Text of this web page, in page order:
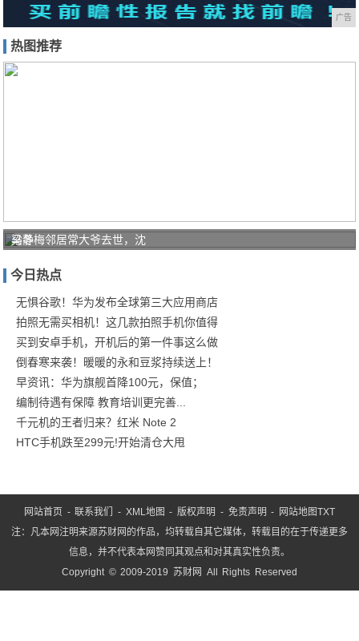
广告
热图推荐
梁静
婚，
范玮
琪发
文称
马冬梅邻居常大爷去世，沈
今日热点
无惧谷歌！华为发布全球第三大应用商店
拍照无需买相机！这几款拍照手机你值得
买到安卓手机，开机后的第一件事这么做
倒春寒来袭！暖暖的永和豆浆持续送上！
早资讯：华为旗舰首降100元，保值；
编制待遇有保障 教育培训更完善...
千元机的王者归来？红米 Note 2
HTC手机跌至299元!开始清仓大甩
网站首页 -联系我们 - XML地图 -版权声明 - 免责声明 - 网站地图TXT
注：凡本网注明来源苏财网的作品，均转载自其它媒体，转载目的在于传递更多
信息，并不代表本网赞同其观点和对其真实性负责。
Copyright © 2009-2019 苏财网 All Rights Reserved